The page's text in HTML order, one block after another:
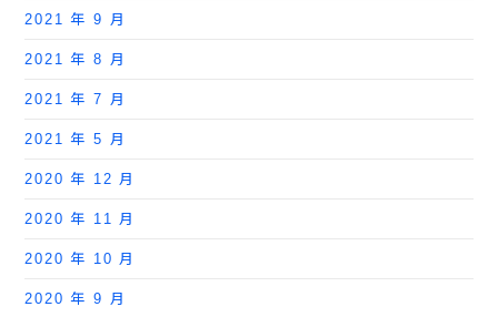
2021 年 9 月
2021 年 8 月
2021 年 7 月
2021 年 5 月
2020 年 12 月
2020 年 11 月
2020 年 10 月
2020 年 9 月